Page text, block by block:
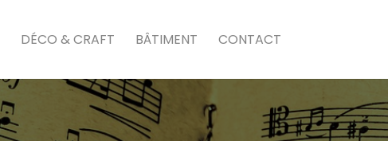
DÉCO & CRAFT BÂTIMENT CONTACT